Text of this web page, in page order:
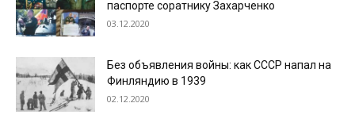
паспорте соратнику Захарченко
03.12.2020
Без объявления войны: как СССР напал на
Финляндию в 1939
02.12.2020